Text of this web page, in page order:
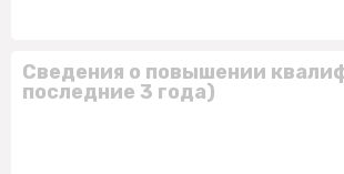
Сведения о повышении
последние 3 года)